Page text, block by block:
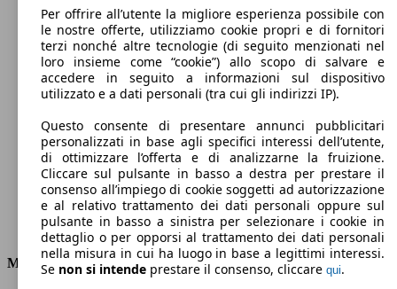
180 km/h
Velocità massima
Elettrica/Benzina
Carburante
Motore e Prestazioni
Per offrire all’utente la migliore esperienza possibile con
le nostre offerte, utilizziamo cookie propri e di fornitori
terzi nonché altre tecnologie (di seguito menzionati nel
loro insieme come “cookie”) allo scopo di salvare e
accedere in seguito a informazioni sul dispositivo
utilizzato e a dati personali (tra cui gli indirizzi IP).
Questo consente di presentare annunci pubblicitari
personalizzati in base agli specifici interessi dell’utente,
di ottimizzare l’offerta e di analizzarne la fruizione.
Cliccare sul pulsante in basso a destra per prestare il
consenso all’impiego di cookie soggetti ad autorizzazione
e al relativo trattamento dei dati personali oppure sul
pulsante in basso a sinistra per selezionare i cookie in
dettaglio o per opporsi al trattamento dei dati personali
nella misura in cui ha luogo in base a legittimi interessi.
Se non si intende prestare il consenso, cliccare qui.